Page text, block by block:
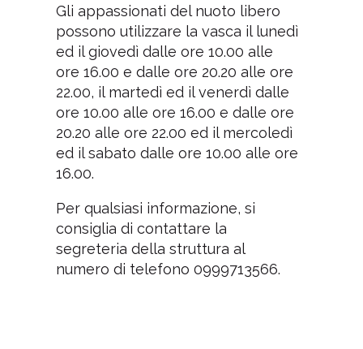
Gli appassionati del nuoto libero
possono utilizzare la vasca il lunedì
ed il giovedì dalle ore 10.00 alle
ore 16.00 e dalle ore 20.20 alle ore
22.00, il martedì ed il venerdì dalle
ore 10.00 alle ore 16.00 e dalle ore
20.20 alle ore 22.00 ed il mercoledì
ed il sabato dalle ore 10.00 alle ore
16.00.
Per qualsiasi informazione, si
consiglia di contattare la
segreteria della struttura al
numero di telefono 0999713566.